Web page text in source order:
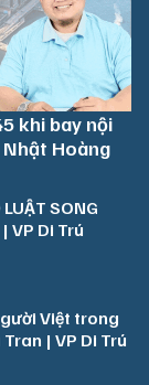
khi bay nội
Nhật Hoàng
SONG
VP Di Trú
Việt trong
| VP Di Trú